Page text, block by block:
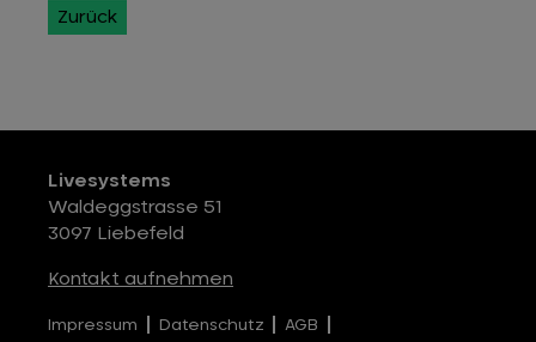
Zurück
Livesystems
Waldeggstrasse 51
3097 Liebefeld
Kontakt aufnehmen
Impressum Datenschutz
AGB